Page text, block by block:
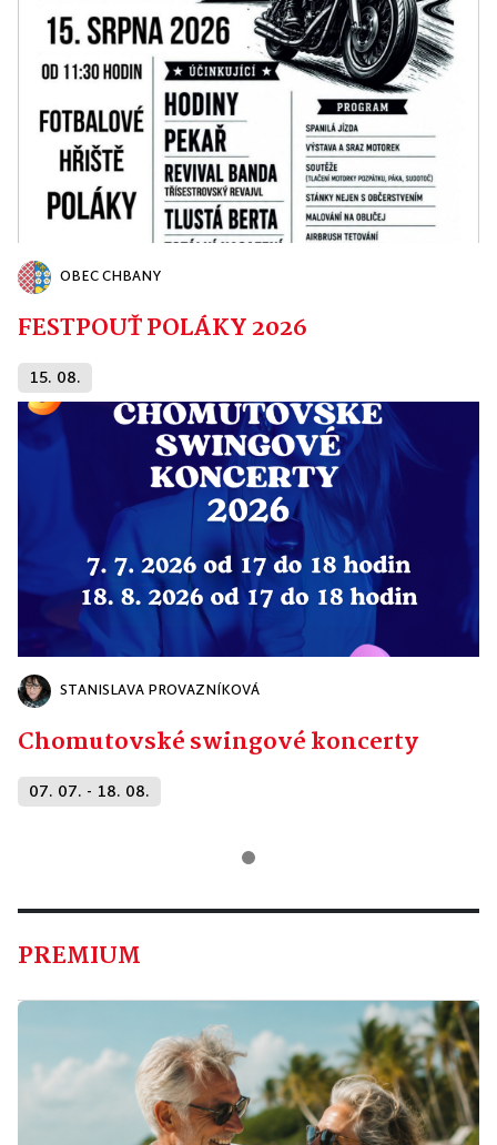
OBEC CHBANY
FESTPOUŤ POLÁKY 2026
15. 08.
STANISLAVA PROVAZNÍKOVÁ
Chomutovské swingové koncerty
07. 07. - 18. 08.
PREMIUM